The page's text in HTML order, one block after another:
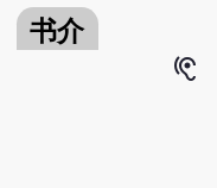
书介
hearing